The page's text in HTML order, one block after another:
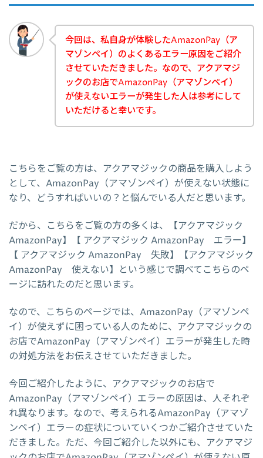
今回は、私自身が体験したAmazonPay（ア
マゾンペイ）のよくあるエラー原因をご紹介
させていただきました。なので、アクアマジ
ックのお店でAmazonPay（アマゾンペイ）
が使えないエラーが発生した人は参考にして
いただけると幸いです。
こちらをご覧の方は、アクアマジックの商品を購入しよう
として、AmazonPay（アマゾンペイ）が使えない状態に
なり、どうすればいいの？と悩んでいる人だと思います。
だから、こちらをご覧の方の多くは、【アクアマジック
AmazonPay】【 アクアマジック AmazonPay エラー】
【 アクアマジック AmazonPay 失敗】【アクアマジック
AmazonPay 使えない】という感じで調べてこちらのペ
ージに訪れたのだと思います。
なので、こちらのページでは、AmazonPay（アマゾンペ
イ）が使えずに困っている人のために、アクアマジックの
お店でAmazonPay（アマゾンペイ）エラーが発生した時
の対処方法をお伝えさせていただきました。
今回ご紹介したように、アクアマジックのお店で
AmazonPay（アマゾンペイ）エラーの原因は、人それぞ
れ異なります。なので、考えられるAmazonPay（アマゾ
ンペイ）エラーの症状についていくつかご紹介させていた
だきました。ただ、今回ご紹介した以外にも、アクアマジ